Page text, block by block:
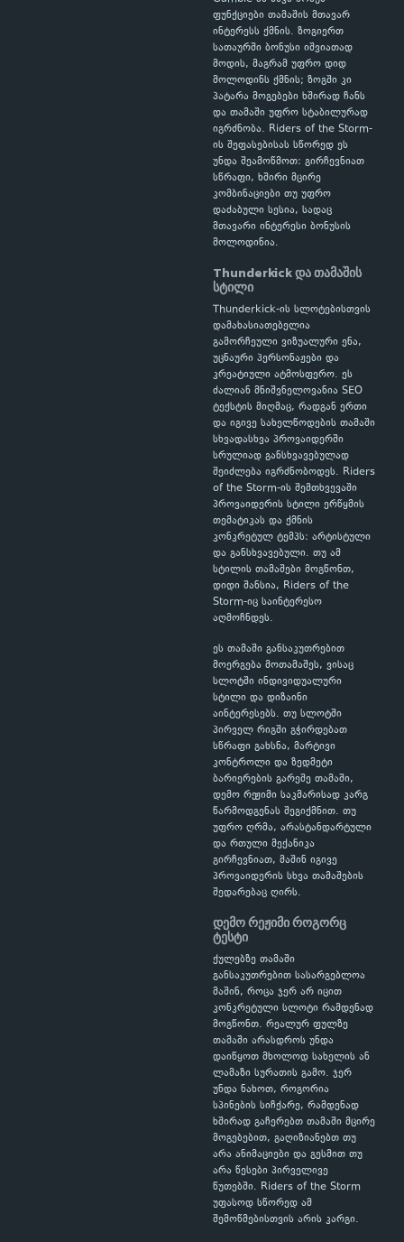
ფუნქციები თამაშის მთავარ
ინტერესს ქმნის. ზოგიერთ
სათაურში ბონუსი იშვიათად
მოდის, მაგრამ უფრო დიდ
მოლოდინს ქმნის; ზოგში კი
პატარა მოგებები ხშირად ჩანს
და თამაში უფრო სტაბილურად
იგრძნობა. Riders of the Storm-
ის შეფასებისას სწორედ ეს
უნდა შეამოწმოთ: გირჩევნიათ
სწრაფი, ხშირი მცირე
კომბინაციები თუ უფრო
დაძაბული სესია, სადაც
მთავარი ინტერესი ბონუსის
მოლოდინია.
Thunderkick და თამაშის
სტილი
Thunderkick-ის სლოტებისთვის
დამახასიათებელია
გამორჩეული ვიზუალური ენა,
უცნაური პერსონაჟები და
კრეატიული ატმოსფერო. ეს
ძალიან მნიშვნელოვანია SEO
ტექსტის მიღმაც, რადგან ერთი
და იგივე სახელწოდების თამაში
სხვადასხვა პროვაიდერში
სრულიად განსხვავებულად
შეიძლება იგრძნობოდეს. Riders
of the Storm-ის შემთხვევაში
პროვაიდერის სტილი ერწყმის
თემატიკას და ქმნის
კონკრეტულ ტემპს: არტისტული
და განსხვავებული. თუ ამ
სტილის თამაშები მოგწონთ,
დიდი შანსია, Riders of the
Storm-იც საინტერესო
აღმოჩნდეს.
ეს თამაში განსაკუთრებით
მოერგება მოთამაშეს, ვისაც
სლოტში ინდივიდუალური
სტილი და დიზაინი
აინტერესებს. თუ სლოტში
პირველ რიგში გჭირდებათ
სწრაფი გახსნა, მარტივი
კონტროლი და ზედმეტი
ბარიერების გარეშე თამაში,
დემო რეჟიმი საკმარისად კარგ
წარმოდგენას შეგიქმნით. თუ
უფრო ღრმა, არასტანდარტული
და რთული მექანიკა
გირჩევნიათ, მაშინ იგივე
პროვაიდერის სხვა თამაშების
შედარებაც ღირს.
დემო რეჟიმი როგორც
ტესტი
ქულებზე თამაში
განსაკუთრებით სასარგებლოა
მაშინ, როცა ჯერ არ იცით
კონკრეტული სლოტი რამდენად
მოგწონთ. რეალურ ფულზე
თამაში არასდროს უნდა
დაიწყოთ მხოლოდ სახელის ან
ლამაზი სურათის გამო. ჯერ
უნდა ნახოთ, როგორია
სპინების სიჩქარე, რამდენად
ხშირად გაჩერებთ თამაში მცირე
მოგებებით, გაღიზიანებთ თუ
არა ანიმაციები და გესმით თუ
არა წესები პირველივე
წუთებში. Riders of the Storm
უფასოდ სწორედ ამ
შემოწმებისთვის არის კარგი.